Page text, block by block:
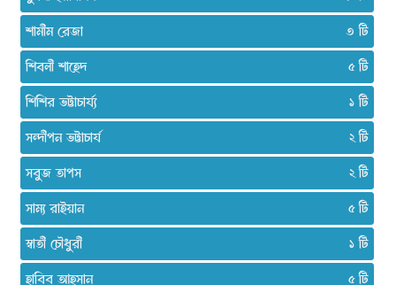
শামীম রেজা
৩
শিবলী শাহেদ
৫
শিশির ভট্টাচার্য্য
১
সন্দীপন ভট্টাচার্য
২
সবুজ তাপস
২
সাম্য রাইয়ান
৫
স্বাতী চৌধুরী
১
হাবিব আহসান
৫